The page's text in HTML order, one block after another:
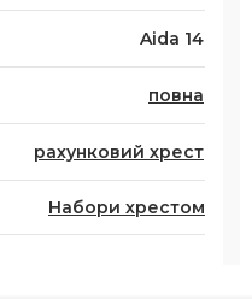
Aida 14
повна
рахунковий хрест
Набори хрестом